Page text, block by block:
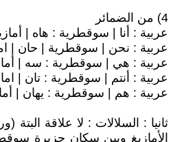
4) من الضمائر
عربية : أنا | سوقطرية : هاه |
عربية : نحن | سوقطرية | حان |
عربية : هي | سوقطرية : سه |
عربية : أنتم | سوقطرية : تان |
عربية : هم | سوقطرية : يهان |
ثانيا : السلالات : لا علاقة البتة
الأمازيغ وبين سكان جزيرة